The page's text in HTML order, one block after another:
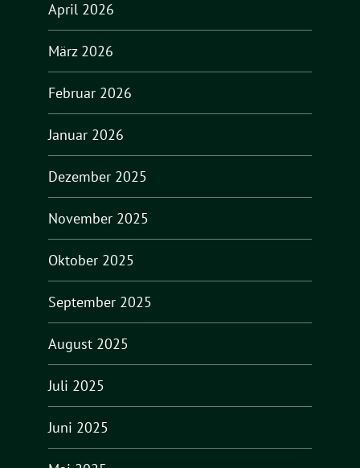
April 2026
März 2026
Februar 2026
Januar 2026
Dezember 2025
November 2025
Oktober 2025
September 2025
August 2025
Juli 2025
Juni 2025